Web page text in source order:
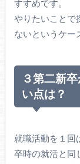
すすめです。
やりたいことで
ないというケー
３第二新
い点は？
就職活動を１回
卒時の就活と同